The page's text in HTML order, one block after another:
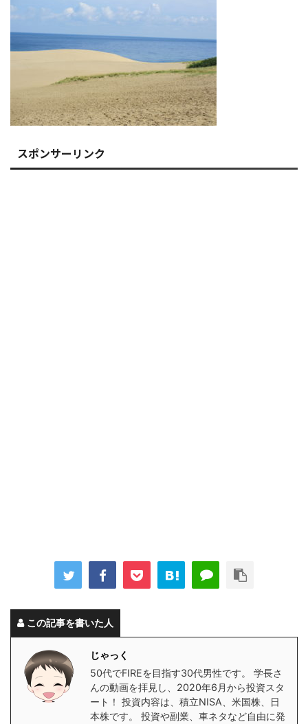
スポンサーリンク
この記事を書いた人
じゃっく
50代でFIREを目指す30代男性です。 学長さ
んの動画を拝見し、2020年6月から投資スタ
ート！ 投資内容は、積立NISA、米国株、日
本株です。 投資や副業、車ネタなど自由に発